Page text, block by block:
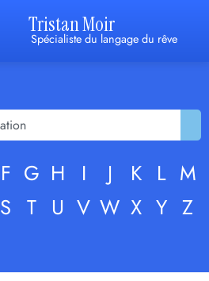
Tristan Moir
Spécialiste du langage du rêve
F G H I J K L M
S T U V W X Y Z